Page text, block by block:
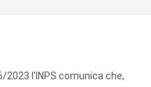
l’INPS comunica che,